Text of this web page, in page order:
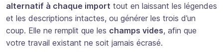
alternatif à chaque import tout en laissant les légendes
et les descriptions intactes, ou générer les trois d’un
coup. Elle ne remplit que les champs vides, afin que
votre travail existant ne soit jamais écrasé.